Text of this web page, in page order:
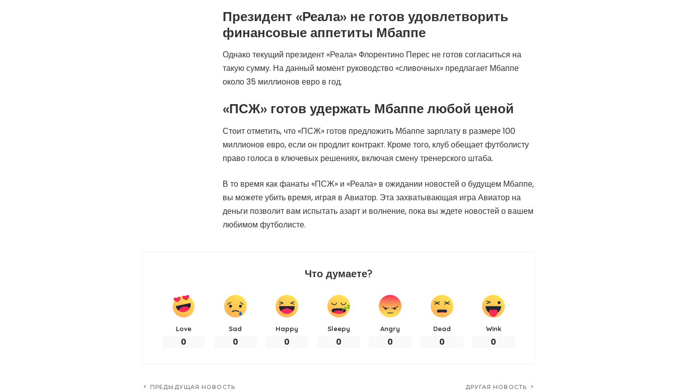
Президент «Реала» не готов удовлетворить
финансовые аппетиты Мбаппе
Однако текущий президент «Реала» Флорентино Перес не готов согласиться на
такую сумму. На данный момент руководство «сливочных» предлагает Мбаппе
около 35 миллионов евро в год.
«ПСЖ» готов удержать Мбаппе любой ценой
Стоит отметить, что «ПСЖ» готов предложить Мбаппе зарплату в размере 100
миллионов евро, если он продлит контракт. Кроме того, клуб обещает футболисту
право голоса в ключевых решениях, включая смену тренерского штаба.
В то время как фанаты «ПСЖ» и «Реала» в ожидании новостей о будущем Мбаппе,
вы можете убить время, играя в Авиатор. Эта захватывающая игра Авиатор на
деньги позволит вам испытать азарт и волнение, пока вы ждете новостей о вашем
любимом футболисте.
Что думаете?
Love
0
Sad
0
Happy
0
Sleepy
0
Angry
0
Dead
0
Wink
0
ПРЕДЫДУЩАЯ НОВОСТЬ ДРУГАЯ НОВОСТЬ